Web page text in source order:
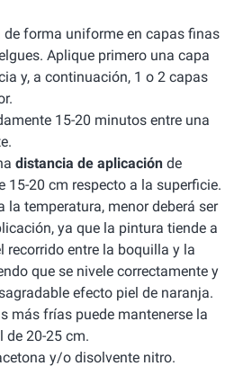
forma uniforme en capas finas
Aplique primero una capa
y, a continuación, 1 o 2 capas
15-20 minutos entre una
distancia de aplicación de
15-20 cm respecto a la superficie.
la temperatura, menor deberá ser
ya que la pintura tiende a
recorrido entre la boquilla y la
que se nivele correctamente y
efecto piel de naranja.
más frías puede mantenerse la
20-25 cm.
y/o disolvente nitro.